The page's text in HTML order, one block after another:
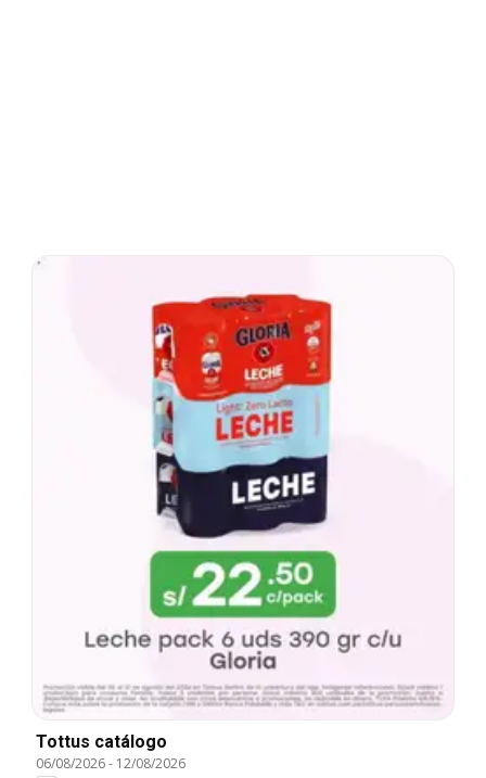
Tottus catálogo
06/08/2026- 12/08/2026